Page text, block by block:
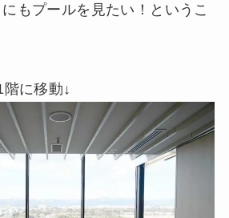
もプールを見たい！というこ
に移動↓